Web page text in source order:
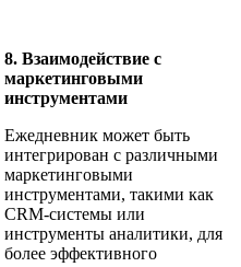
8. Взаимодействие с
маркетинговыми
инструментами
Ежедневник может быть
интегрирован с различными
маркетинговыми
инструментами, такими как
CRM-системы или
инструменты аналитики, для
более эффективного